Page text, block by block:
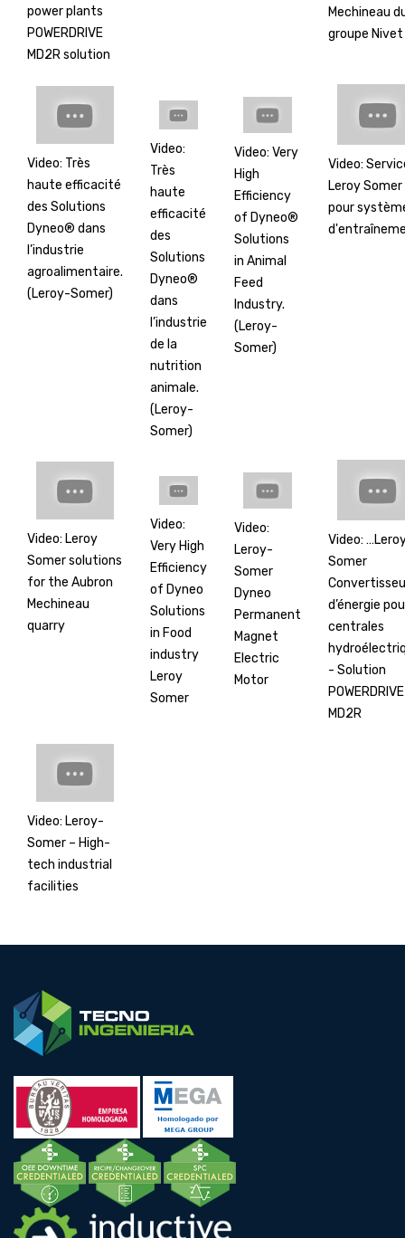
power plants
POWERDRIVE
MD2R solution
Mechineau
groupe Nivet
Video: Très
haute efficacité
des Solutions
Dyneo® dans
l’industrie
agroalimentaire.
(Leroy-Somer)
Video:
Très
haute
efficacité
des
Solutions
Dyneo®
dans
l’industrie
de la
nutrition
animale.
(Leroy-
Somer)
Video: Very
High
Efficiency
of Dyneo®
Solutions
in Animal
Feed
Industry.
(Leroy-
Somer)
Video:
Leroy Somer
pour
Video: Leroy
Somer solutions
for the Aubron
Mechineau
quarry
Video:
Very High
Efficiency
of Dyneo
Solutions
in Food
industry
Leroy
Somer
Video:
Leroy-
Somer
Dyneo
Permanent
Magnet
Electric
Motor
Video:
Somer
d’énergie
centrales
- Solution
POWERDRIVE
MD2R
Video: Leroy-
Somer – High-
tech industrial
facilities